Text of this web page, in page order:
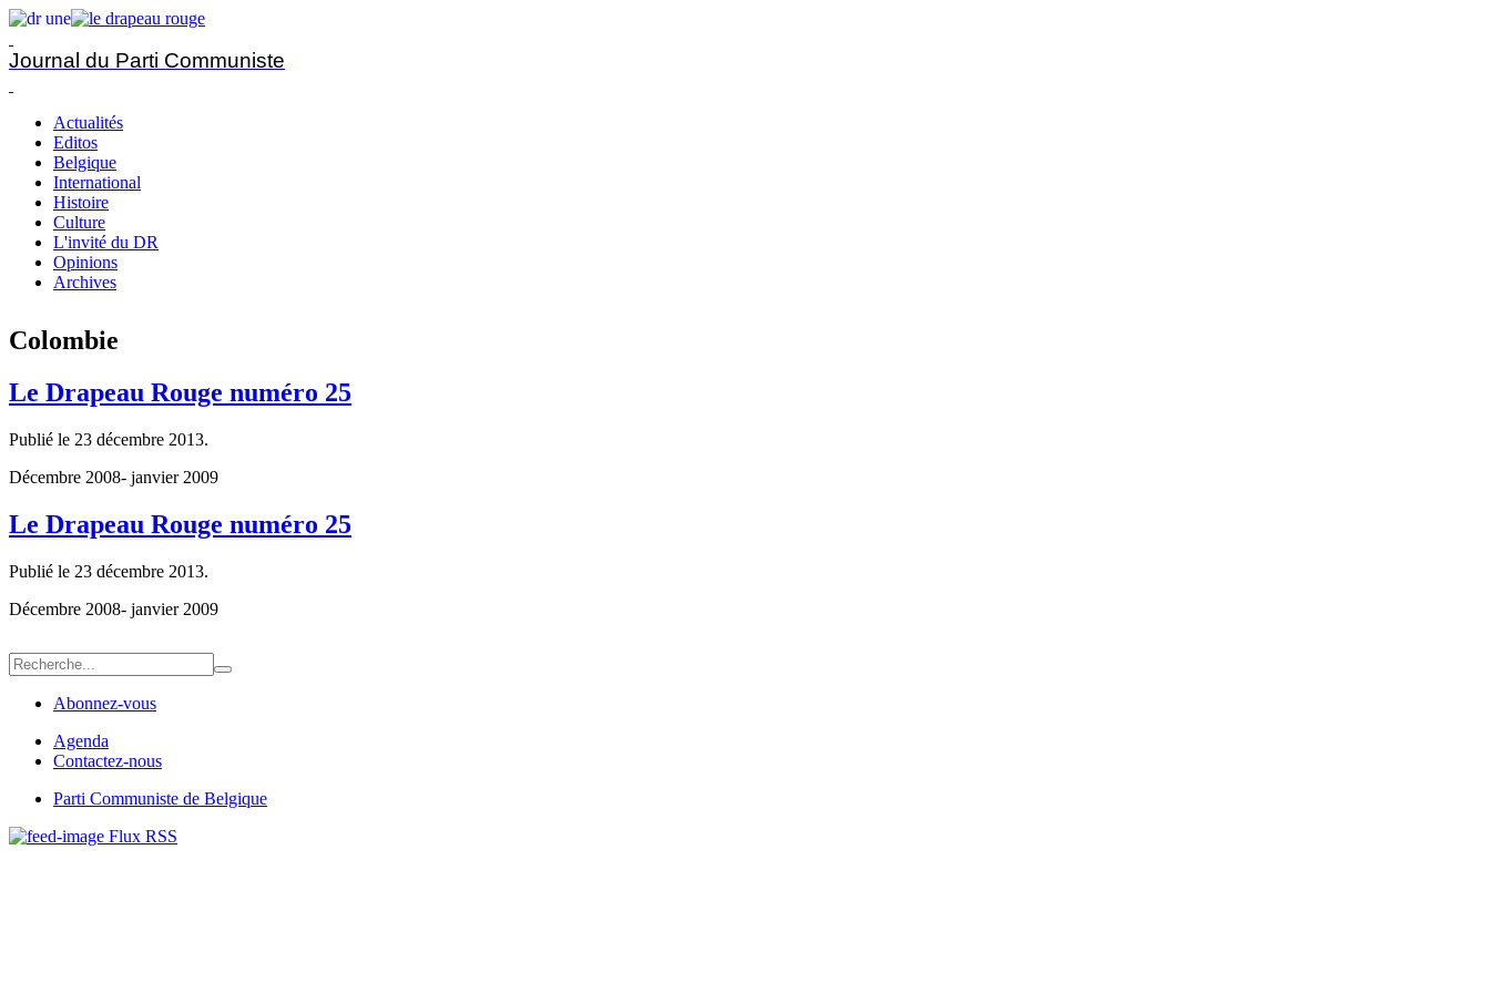
Journal du Parti Communiste
Actualités
Editos
Belgique
International
Histoire
Culture
L'invité du DR
Opinions
Archives
Colombie
Le Drapeau Rouge numéro 25
Publié le 23 décembre 2013.
Décembre 2008- janvier 2009
Le Drapeau Rouge numéro 25
Publié le 23 décembre 2013.
Décembre 2008- janvier 2009
Abonnez-vous
Agenda
Contactez-nous
Parti Communiste de Belgique
Flux RSS